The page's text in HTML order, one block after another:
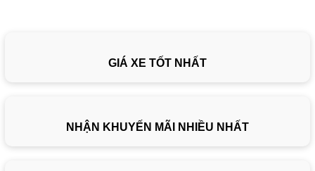
GIÁ XE TỐT NHẤT
NHẬN KHUYẾN MÃI NHIỀU NHẤT